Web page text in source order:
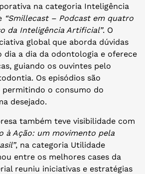
na categoria Inteligência
“Smillecast – Podcast em quatro
da Inteligência Artificial”. O
global que aborda dúvidas
dia a dia da odontologia e oferece
guiando os ouvintes pelo
Os episódios são
o consumo do
desejado.
também teve visibilidade com
à Ação: um movimento pela
, na categoria Utilidade
entre os melhores cases da
reuniu iniciativas e estratégias